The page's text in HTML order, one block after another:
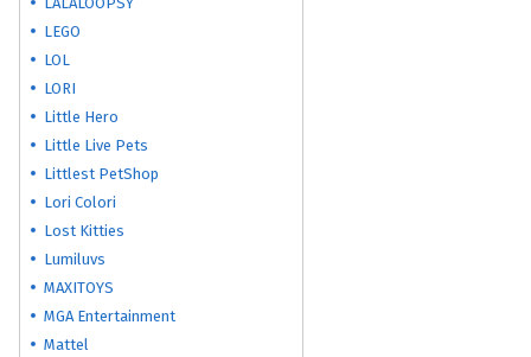
LEGO
LOL
LORI
Little Hero
Little Live Pets
Littlest PetShop
Lori Colori
Lost Kitties
Lumiluvs
MAXITOYS
MGA Entertainment
Mattel